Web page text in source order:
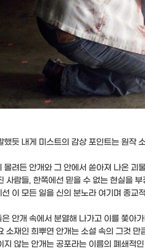
했듯 내게 미스트의 감상 포인트는 원작
몰려든 안개와 그 안에서 쏟아져 나온 괴
사람들, 한쪽에선 믿을 수 없는 현실을
이 모든 일을 신의 분노라 여기며 종교
은 안개 속에서 분열해 나가고 이를 쫓아
소재인 희뿌연 안개는 소설 속의 그것
지 않는 안개는 공포라는 이름의 폐쇄적